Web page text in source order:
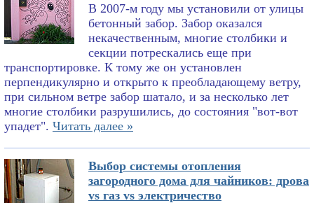
В 2007-м году мы установили от улицы
бетонный забор. Забор оказался
некачественным, многие столбики и
секции потрескались еще при
транспортировке. К тому же он установлен
перпендикулярно и открыто к преобладающему ветру,
при сильном ветре забор шатало, и за несколько лет
многие столбики разрушились, до состояния "вот-вот
упадет". Читать далее »
Выбор системы отопления
загородного дома для чайников: дрова
vs газ vs электричество